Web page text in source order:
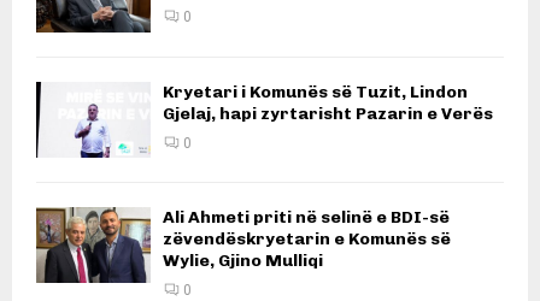
0
Kryetari i Komunës së Tuzit, Lindon
Gjelaj, hapi zyrtarisht Pazarin e Verës
0
Ali Ahmeti priti në selinë e BDI-së
zëvendëskryetarin e Komunës së
Wylie, Gjino Mulliqi
0